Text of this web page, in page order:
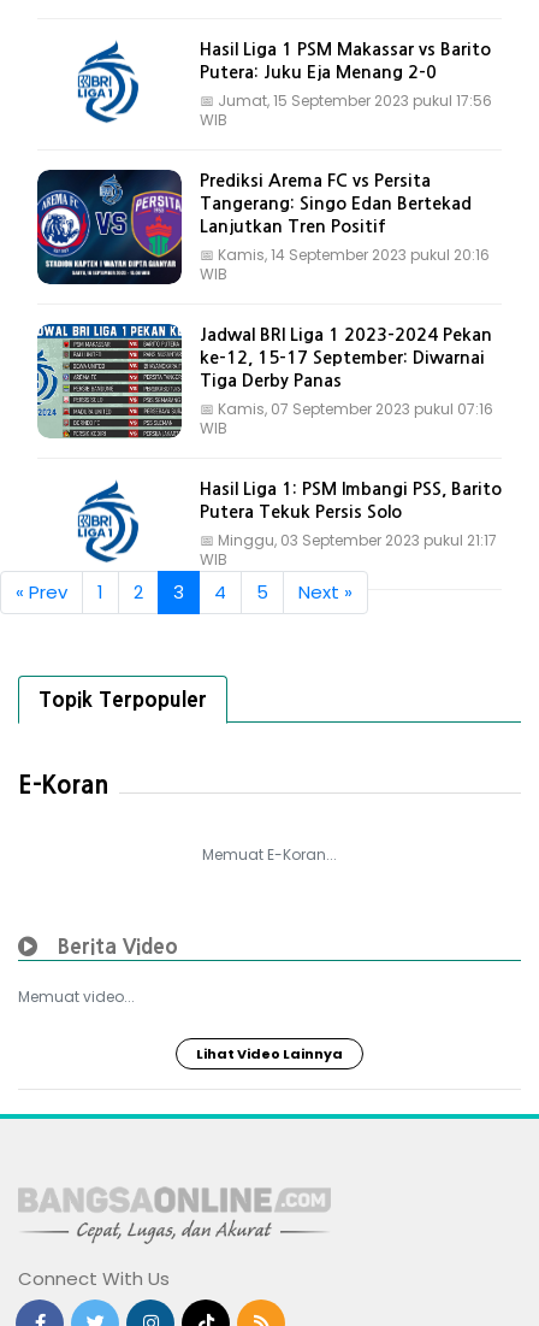
Hasil Liga 1 PSM Makassar vs Barito
Putera: Juku Eja Menang 2-0
📅 Jumat, 15 September 2023 pukul 17:56
WIB
Prediksi Arema FC vs Persita
Tangerang: Singo Edan Bertekad
Lanjutkan Tren Positif
📅 Kamis, 14 September 2023 pukul 20:16
WIB
Jadwal BRI Liga 1 2023-2024 Pekan
ke-12, 15-17 September: Diwarnai
Tiga Derby Panas
📅 Kamis, 07 September 2023 pukul 07:16
WIB
Hasil Liga 1: PSM Imbangi PSS, Barito
Putera Tekuk Persis Solo
📅 Minggu, 03 September 2023 pukul 21:17
WIB
« Prev 1 2 3 4 5 Next »
Topik Terpopuler
E-Koran
Memuat E-Koran...
Berita Video
Memuat video...
Lihat Video Lainnya
Connect With Us